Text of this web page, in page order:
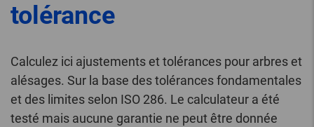
tolérance
Calculez ici ajustements et tolérances pour arbres et
alésages. Sur la base des tolérances fondamentales
et des limites selon ISO 286. Le calculateur a été
testé mais aucune garantie ne peut être donnée